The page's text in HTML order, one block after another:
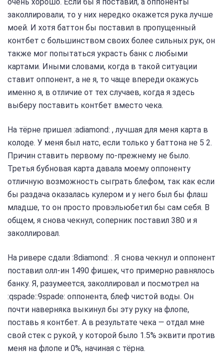
заколлировали, то у них нередко окажется рука лучше
моей. И хотя баттон бы поставил в пропущенный
контбет с большинством своих более сильных рук, он
также мог попытаться украсть банк с любыми
картами. Иными словами, когда в такой ситуации
ставит оппонент, а не я, то чаще впереди окажусь
именно я, в отличие от тех случаев, когда я здесь
выберу поставить контбет вместо чека.
На тёрне пришел :adiamond: , лучшая для меня карта в
колоде. У меня был натс, если только у баттона не 5 2.
Причин ставить первому по-прежнему не было.
Третья бубновая карта давала моему оппоненту
отличную возможность сыграть блефом, так как если
бы раздача оказалась кулером и у него был бы флаш
младше, то он просто провэльюбетил бы сам себя. В
общем, я снова чекнул, соперник поставил 380 и я
заколлировал.
На ривере сдали :8diamond: . Я снова чекнул и оппонент
поставил олл-ин 1490 фишек, что примерно равнялось
банку. Я, разумеется, заколлировал и посмотрел на
:qspade::9spade: оппонента, блеф чистой воды. Он
почти наверняка выкинул бы эту руку на флопе,
поставь я контбет. А в результате чека — отдал мне
свой стек с рукой, у которой было 1.5% эквити против
меня на флопе и 0%, начиная с тёрна.